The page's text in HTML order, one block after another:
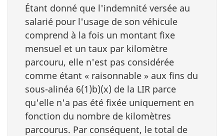
Étant donné que l'indemnité versée au
salarié pour l'usage de son véhicule
comprend à la fois un montant fixe
mensuel et un taux par kilomètre
parcouru, elle n'est pas considérée
comme étant « raisonnable » aux fins du
sous-alinéa 6(1)b)(x) de la LIR parce
qu'elle n'a pas été fixée uniquement en
fonction du nombre de kilomètres
parcourus. Par conséquent, le total de